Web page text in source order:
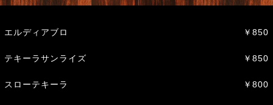
エルディアブロ ￥850
テキーラサンライズ ￥850
スローテキーラ ￥800